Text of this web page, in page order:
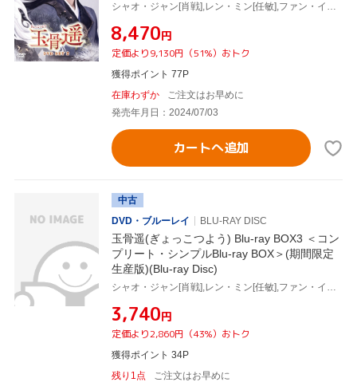
シャオ・ジャン[肖戦],レン・ミン[任敏],ファン・イールン[方逸倫],ワン・チューラン[王楚然],ワン・ズーチー[王子奇]
¥8,470円
定価より9,130円（51%）おトク
獲得ポイント 77P
在庫わずか
ご注文はお早めに
発売年月日：2024/07/03
カートへ追加
中古
DVD・ブルーレイ
BLU-RAY DISC
玉骨遥(ぎょっこつよう) Blu-ray BOX3 ＜コン
プリート・シンプルBlu-ray BOX＞(期間限定
生産版)(Blu-ray Disc)
シャオ・ジャン[肖戦],レン・ミン[任敏],ファン・イールン[方逸倫],ワン・チューラン[王楚然],ワン・ズーチー[王子奇]
¥3,740円
定価より2,860円（43%）おトク
獲得ポイント 34P
残り1点
ご注文はお早めに